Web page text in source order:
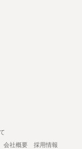
会社概要
採用情報